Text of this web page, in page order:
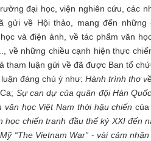
đại học, viện nghiên cứu, các
gửi về Hội thảo, mang đến
và điện ảnh, về tác phẩm văn
về những chiều cạnh hiện thực
tham luận gửi về đã được Ban tổ
đáng chú ý như: Hành trình thơ
Sự can dự của quân đội Hàn
văn học Việt Nam thời hậu chiến của
học chiến tranh đầu thế kỷ XXI đến
“The Vietnam War” - vài cảm
Mùa xanh Tam Cốc